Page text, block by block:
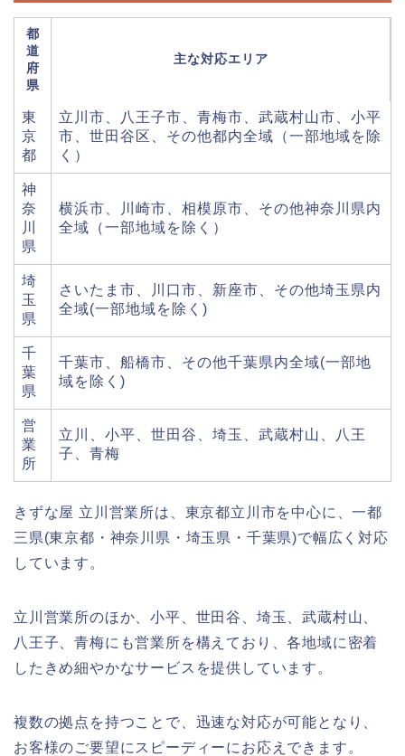
都
道
府
県
主な対応エリア
東
京
都
立川市、八王子市、青梅市、武蔵村山市、小平
市、世田谷区、その他都内全域（一部地域を除
く）
神
奈
川
県
横浜市、川崎市、相模原市、その他神奈川県内
全域（一部地域を除く）
埼
玉
県
さいたま市、川口市、新座市、その他埼玉県内
全域(一部地域を除く)
千
葉
県
千葉市、船橋市、その他千葉県内全域(一部地
域を除く)
営
業
所
立川、小平、世田谷、埼玉、武蔵村山、八王
子、青梅
きずな屋 立川営業所は、東京都立川市を中心に、一都
三県(東京都・神奈川県・埼玉県・千葉県)で幅広く対応
しています。
立川営業所のほか、小平、世田谷、埼玉、武蔵村山、
八王子、青梅にも営業所を構えており、各地域に密着
したきめ細やかなサービスを提供しています。
複数の拠点を持つことで、迅速な対応が可能となり、
お客様のご要望にスピーディーにお応えできます。